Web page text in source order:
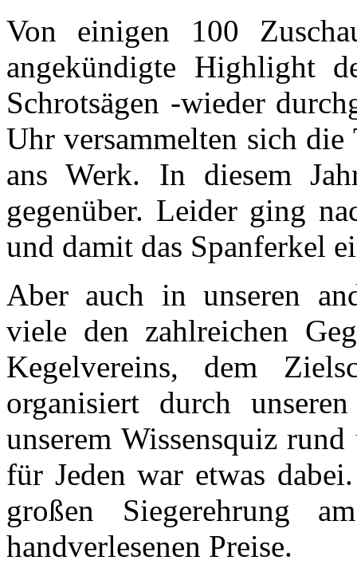
Von einigen 100
angekündigte Highlight
Schrotsägen -wieder
Uhr versammelten sich
ans Werk. In diesem
gegenüber. Leider ging
und damit das Spanferkel
Aber auch in unseren
viele den zahlreichen
Kegelvereins, dem
organisiert durch
unserem Wissensquiz
für Jeden war etwas
großen Siegerehrung
handverlesenen Preise.